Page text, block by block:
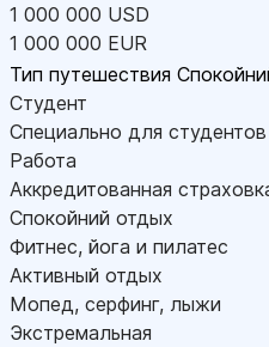
1 000 000 USD
1 000 000 EUR
Тип путешествия
Студент
Специально для студентов
Работа
Аккредитованная
Спокойний отдых
Фитнес, йога и пилатес
Активный отдых
Мопед, серфинг, лыжи
Экстремальная